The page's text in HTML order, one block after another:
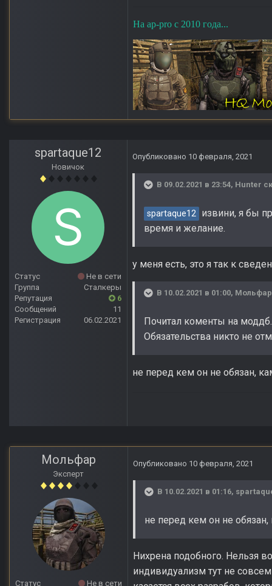
На ap-pro с 2010 года...
spartaque12
Новичок
Статус
Не в сети
Группа
Сталкеры
Репутация
6
Сообщений
11
Регистрация
06.02.2021
Опубликовано 10 февраля, 2021
В 09.02.2021 в 23:54, Hunter
spartaque12 извини, я бы
время и желание.
у меня есть, это я так к
В 10.02.2021 в 01:00, Мольфар
Почитал коменты на
Обязательства никто не
не перед кем он не обязан,
Мольфар
Эксперт
Статус Не в сети
Опубликовано 10 февраля, 2021
В 10.02.2021 в 01:16,
не перед кем он не обязан,
Нихрена подобного. Нельзя
индивидуализм тут не